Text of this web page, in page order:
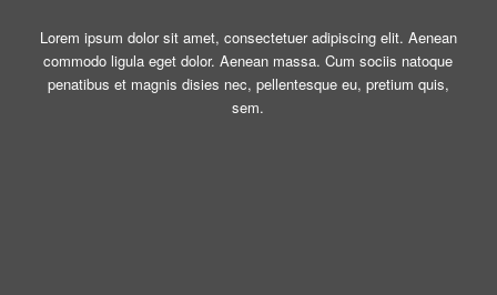
Lorem ipsum dolor sit amet, consectetuer adipiscing elit. Aenean
commodo ligula eget dolor. Aenean massa. Cum sociis natoque
penatibus et magnis disies nec, pellentesque eu, pretium quis,
sem.